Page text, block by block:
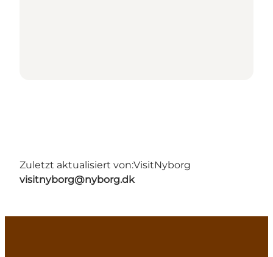
Zuletzt aktualisiert von:VisitNyborg
visitnyborg@nyborg.dk